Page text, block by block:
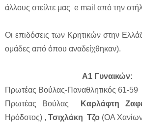
άλλους στείλτε μας e mail από την
Οι επιδόσεις των Κρητικών στην
ομάδες από όπου αναδείχθηκαν).
Α1 Γυναικών:
Πρωτέας Βούλας-Παναθλητικός 61-59
Πρωτέας Βούλας
Καρλάφτη
Ηρόδοτος) , Τσιχλάκη Τζο (ΟΑ